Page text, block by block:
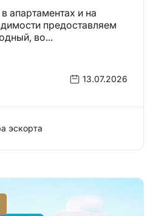
апартаментах и на
во...
13.07.2026
эскорта